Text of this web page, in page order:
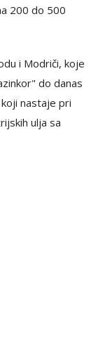
200 do 500
i Modriči, koje
do danas
nastaje pri
ulja sa